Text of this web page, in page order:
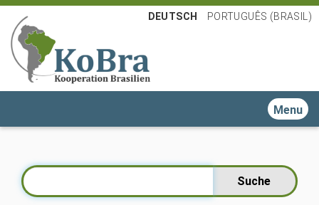
DEUTSCH PORTUGUÊS (BRASIL)
Toggle